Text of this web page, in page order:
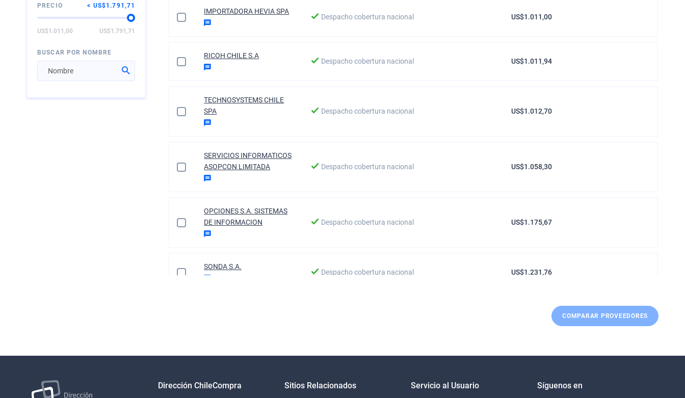
PRECIO US$1.791,71
US$1.011,00 US$1.791,71
BUSCAR POR NOMBRE
IMPORTADORA HEVIA SPA
Despacho cobertura nacional US$1.011,00
RICOH CHILE S.A
Despacho cobertura nacional US$1.011,94
TECHNOSYSTEMS CHILE
SPA
Despacho cobertura nacional US$1.012,70
SERVICIOS INFORMATICOS
ASOPCON LIMITADA
Despacho cobertura nacional US$1.058,30
OPCIONES S.A. SISTEMAS
DE INFORMACION
Despacho cobertura nacional US$1.175,67
SONDA S.A.
Despacho cobertura nacional US$1.231,76
US$1.297,21
COMPARAR PROVEEDORES
Dirección ChileCompra Sitios Relacionados Servicio al Usuario Síguenos en